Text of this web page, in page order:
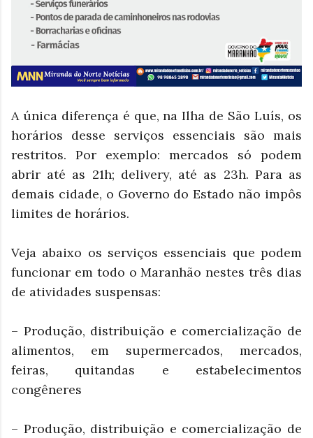
A única diferença é que, na Ilha de São Luís, os
horários desse serviços essenciais são mais
restritos. Por exemplo: mercados só podem
abrir até as 21h; delivery, até as 23h. Para as
demais cidade, o Governo do Estado não impôs
limites de horários.
Veja abaixo os serviços essenciais que podem
funcionar em todo o Maranhão nestes três dias
de atividades suspensas:
– Produção, distribuição e comercialização de
alimentos, em supermercados, mercados,
feiras, quitandas e estabelecimentos
congêneres
– Produção, distribuição e comercialização de